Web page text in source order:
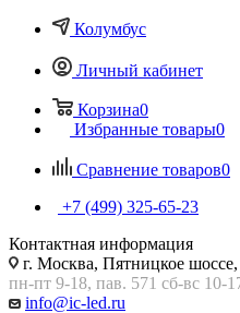
Колумбус
Личный кабинет
Корзина0
Избранные товары0
Сравнение товаров0
+7 (499) 325-65-23
Контактная информация
г. Москва, Пятницкое
пн-пт 9-18, пав. 571 сб-вс 10-
info@ic-led.ru